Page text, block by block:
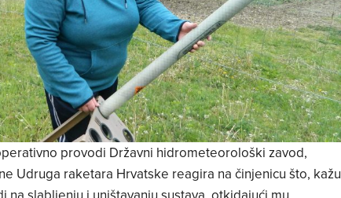
provodi Državni hidrometeorološki zavod,
Udruga raketara Hrvatske reagira na činjenicu što, kažu